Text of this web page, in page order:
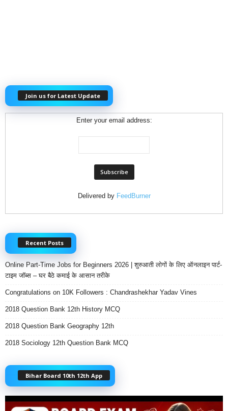
Join us for Latest Update
Enter your email address:
Delivered by FeedBurner
Recent Posts
Online Part-Time Jobs for Beginners 2026 | शुरुआती लोगों के लिए ऑनलाइन पार्ट-
टाइम जॉब्स – घर बैठे कमाई के आसान तरीके
Congratulations on 10K Followers : Chandrashekhar Yadav Vines
2018 Question Bank 12th History MCQ
2018 Question Bank Geography 12th
2018 Sociology 12th Question Bank MCQ
Bihar Board 10th 12th App